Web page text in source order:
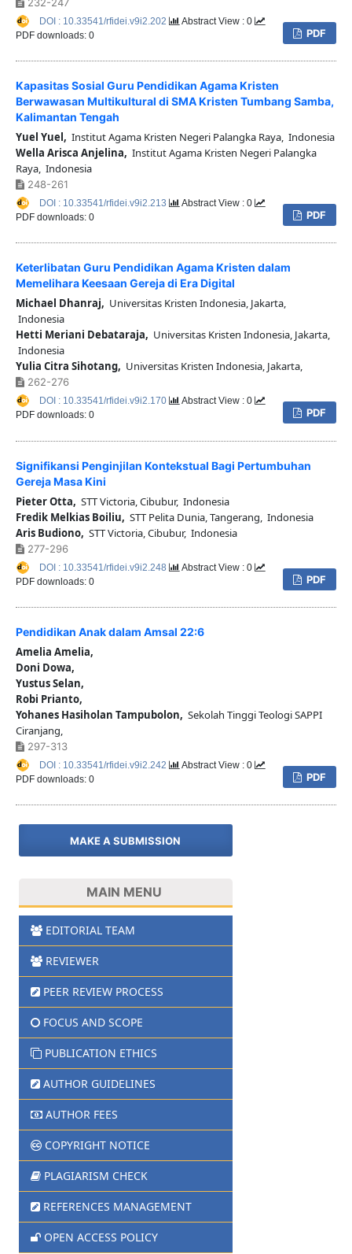
PDF
DOI : 10.33541/rfidei.v9i2.202
Abstract View : 0
PDF downloads: 0
Kapasitas Sosial Guru Pendidikan Agama Kristen
Berwawasan Multikultural di SMA Kristen Tumbang Samba,
Kalimantan Tengah
Yuel Yuel, Institut Agama Kristen Negeri Palangka Raya, Indonesia
Wella Arisca Anjelina, Institut Agama Kristen Negeri Palangka
Raya, Indonesia
248-261
PDF
DOI : 10.33541/rfidei.v9i2.213
Abstract View : 0
PDF downloads: 0
Keterlibatan Guru Pendidikan Agama Kristen dalam
Memelihara Keesaan Gereja di Era Digital
Michael Dhanraj, Universitas Kristen Indonesia, Jakarta,
Indonesia
Hetti Meriani Debataraja, Universitas Kristen Indonesia, Jakarta,
Indonesia
Yulia Citra Sihotang, Universitas Kristen Indonesia, Jakarta,
262-276
PDF
DOI : 10.33541/rfidei.v9i2.170
Abstract View : 0
PDF downloads: 0
Signifikansi Penginjilan Kontekstual Bagi Pertumbuhan
Gereja Masa Kini
Pieter Otta, STT Victoria, Cibubur, Indonesia
Fredik Melkias Boiliu, STT Pelita Dunia, Tangerang, Indonesia
Aris Budiono, STT Victoria, Cibubur, Indonesia
277-296
PDF
DOI : 10.33541/rfidei.v9i2.248
Abstract View : 0
PDF downloads: 0
Pendidikan Anak dalam Amsal 22:6
Amelia Amelia,
Doni Dowa,
Yustus Selan,
Robi Prianto,
Yohanes Hasiholan Tampubolon, Sekolah Tinggi Teologi SAPPI
Ciranjang,
297-313
PDF
DOI : 10.33541/rfidei.v9i2.242
Abstract View : 0
PDF downloads: 0
MAKE A SUBMISSION
MAIN MENU
EDITORIAL TEAM
REVIEWER
PEER REVIEW PROCESS
FOCUS AND SCOPE
PUBLICATION ETHICS
AUTHOR GUIDELINES
AUTHOR FEES
COPYRIGHT NOTICE
PLAGIARISM CHECK
REFERENCES MANAGEMENT
OPEN ACCESS POLICY